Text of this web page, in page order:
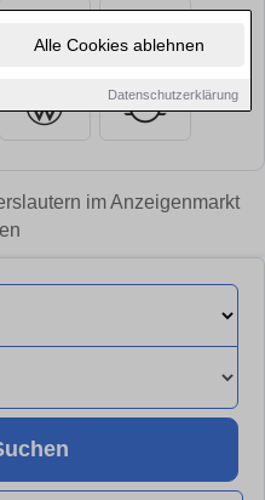
Alle Cookies ablehnen
Datenschutzerklärung
im Anzeigenmarkt